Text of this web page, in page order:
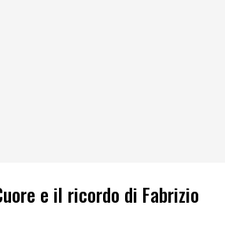
e il ricordo di Fabrizio